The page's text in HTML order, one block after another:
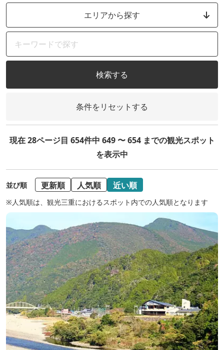
エリアから探す
検索する
条件をリセットする
現在 28ページ目 654件中 649 〜 654 までの観光スポット
を表示中
並び順 更新順 人気順 近い順
※人気順は、観光三重におけるスポット内での人気順となります